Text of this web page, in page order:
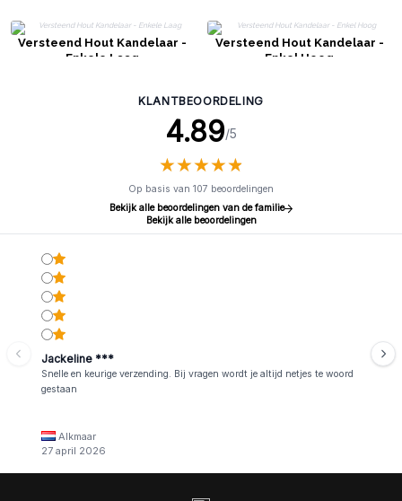
Versteend Hout Kandelaar -
Enkele Laag
Versteend Hout Kandelaar -
Enkel Hoog
KLANTBEOORDELING
4.89/5
★★★★★
★★★★★
Op basis van 107 beoordelingen
Bekijk alle beoordelingen van de familie
Bekijk alle beoordelingen
Jackeline ***
Snelle en keurige verzending. Bij vragen wordt je altijd netjes te woord
gestaan
Alkmaar
27 april 2026